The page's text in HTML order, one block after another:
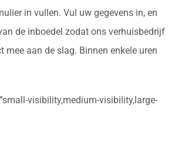
in vullen. Vul uw gegevens in, en
de inboedel zodat ons verhuisbedrijf
aan de slag. Binnen enkele uren
visibility,medium-visibility,large-